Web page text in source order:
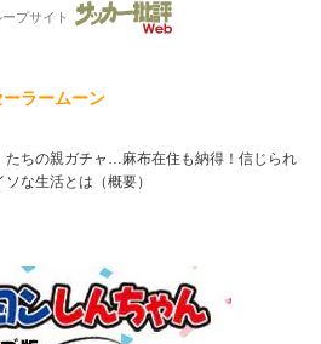
プサイト
ラームーン
たちの親ガチャ…麻布在住も納得！信じられ
な生活とは（概要）